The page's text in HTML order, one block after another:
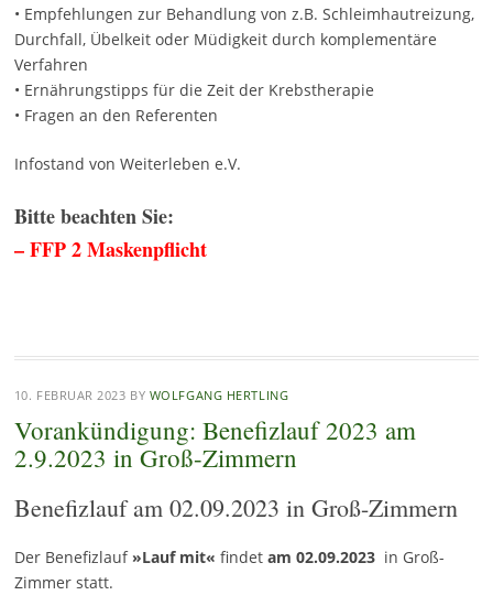
• Empfehlungen zur Behandlung von z.B. Schleimhautreizung,
Durchfall, Übelkeit oder Müdigkeit durch komplementäre
Verfahren
• Ernährungstipps für die Zeit der Krebstherapie
• Fragen an den Referenten
Infostand von Weiterleben e.V.
Bitte beachten Sie:
– FFP 2 Maskenpflicht
10. FEBRUAR 2023 BY WOLFGANG HERTLING
Vorankündigung: Benefizlauf 2023 am
2.9.2023 in Groß-Zimmern
Benefizlauf am 02.09.2023 in Groß-Zimmern
Der Benefizlauf »Lauf mit« findet am 02.09.2023in Groß-
Zimmer statt.